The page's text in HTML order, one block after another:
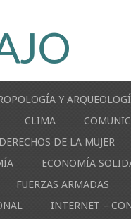
Y
CLIMA
DERECHOS DE LA MUJER
ECONOMÍA
FUERZAS ARMADAS
INTERNET –